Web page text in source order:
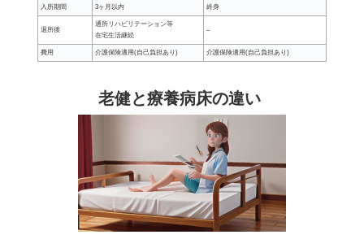
入所期間 3ヶ月以内 終身
退所後
通所リハビリテーション等
在宅生活継続
–
費用 介護保険適用(自己負担あり) 介護保険適用(自己負担あり)
老健と療養病床の違い